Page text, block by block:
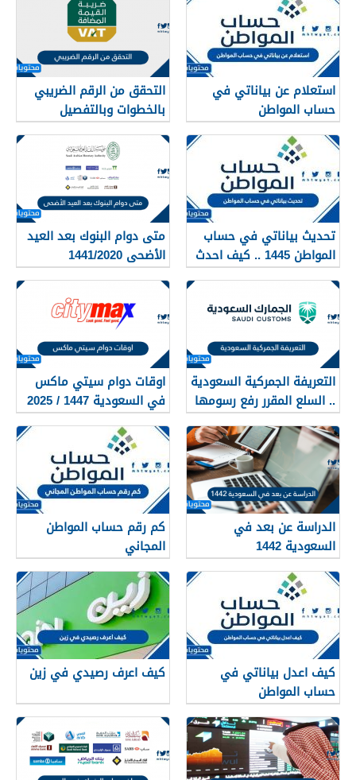
استعلام عن بياناتي في
حساب المواطن
التحقق من الرقم الضريبي
بالخطوات وبالتفصيل
‎تحديث بياناتي في حساب
المواطن 1445 .. كيف احدث
بياناتي في حساب المواطن
متى دوام البنوك بعد العيد
الأضحى 1441/2020
التعريفة الجمركية السعودية
.. السلع المقرر رفع رسومها
الجمركية
اوقات دوام سيتي ماكس
في السعودية 1447 / 2025
الدراسة عن بعد في
السعودية 1442
كم رقم حساب المواطن
المجاني
كيف اعدل بياناتي في
حساب المواطن
كيف اعرف رصيدي في زين